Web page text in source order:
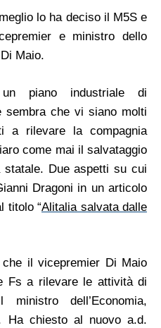
lo ha deciso il M5S e
e ministro dello
Maio.
piano industriale di
sembra che vi siano molti
a rilevare la compagnia
come mai il salvataggio
Due aspetti su cui
Dragoni in un articolo
titolo “Alitalia salvata dalle
il vicepremier Di Maio
Fs a rilevare le attività di
dell’Economia,
Ha chiesto al nuovo a.d.